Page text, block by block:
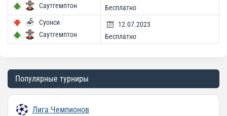
Саутгемптон
Бесплатно
Суонси
Саутгемптон
12.07.2023
Бесплатно
Популярные турниры
Лига Чемпионов